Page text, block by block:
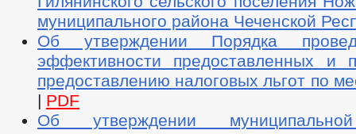
муниципального района Чеченской
Об утверждении Порядка
эффективности предоставленных и
предоставлению налоговых льгот по
| PDF
Об утверждении